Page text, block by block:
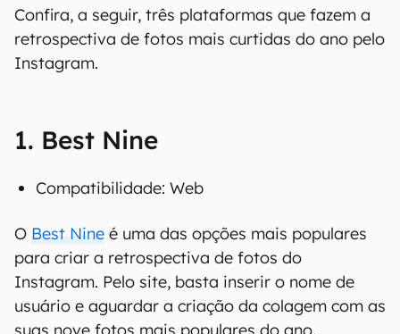
Confira, a seguir, três plataformas que fazem a
retrospectiva de fotos mais curtidas do ano pelo
Instagram.
1. Best Nine
Compatibilidade: Web
O Best Nine é uma das opções mais populares
para criar a retrospectiva de fotos do
Instagram. Pelo site, basta inserir o nome de
usuário e aguardar a criação da colagem com as